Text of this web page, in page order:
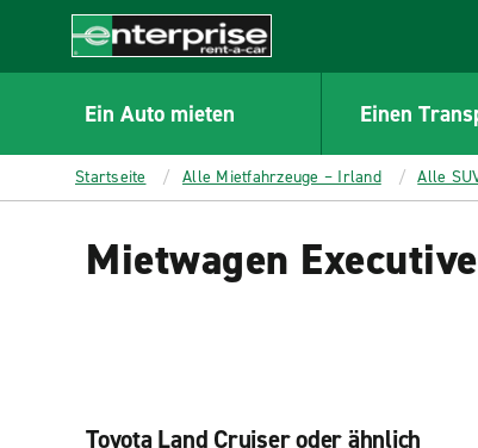
CONTENT
Enterprise
Ein Auto mieten Einen
Startseite Alle Mietfahrzeuge – Irland Alle
Mietwagen
Toyota Land Cruiser oder ähnlich